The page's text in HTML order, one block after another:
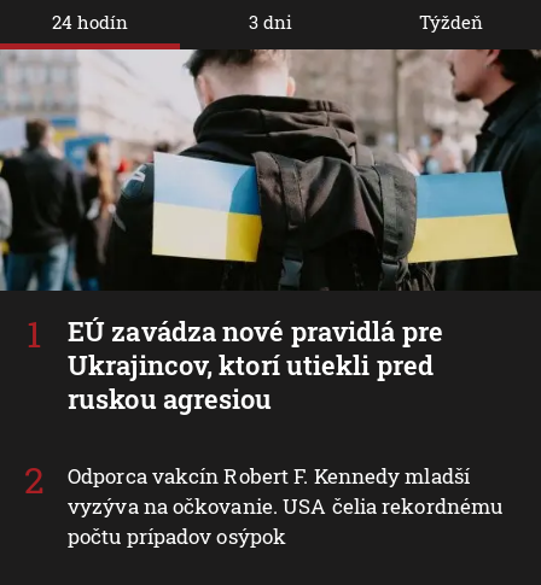
24 hodín
EÚ zavádza nové pravidlá pre
Ukrajincov, ktorí utiekli pred
ruskou agresiou
Odporca vakcín Robert F. Kennedy mladší
vyzýva na očkovanie. USA čelia rekordnému
počtu prípadov osýpok
3 dni Týždeň